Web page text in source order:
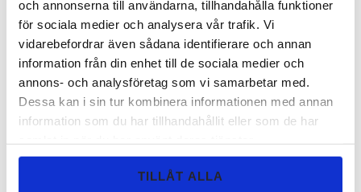
och annonserna till användarna, tillhandahålla funktioner
för sociala medier och analysera vår trafik. Vi
vidarebefordrar även sådana identifierare och annan
information från din enhet till de sociala medier och
annons- och analysföretag som vi samarbetar med.
Dessa kan i sin tur kombinera informationen med annan
information som du har tillhandahållit eller som de har
TILLÅT ALLA
Perfekt
Jonna O.
Bästa concealer jag testat! Håller hela dagen
TIPS FRÅN BACK TO EARTH:
Concealer Kit Medium
I Kitet ingår en 2 gr burk med concealer,
SPARA 24%